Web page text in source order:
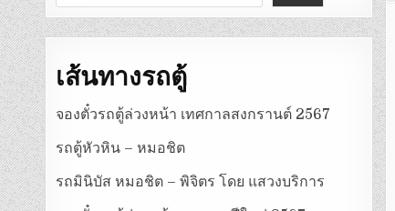
เส้นทางรถตู้
จองตั๋วรถตู้ล่วงหน้า เทศกาลสงกรานต์ 2567
รถตู้หัวหิน – หมอชิต
รถมินิบัส หมอชิต – พิจิตร โดย แสวงบริการ